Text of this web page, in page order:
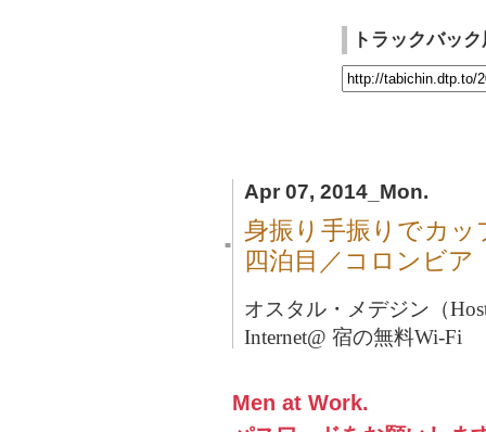
トラックバッ
Apr 07, 2014_Mon.
■
身振り手振りでカ
四泊目／コロンビア
オスタル・メデジン（
Internet@ 宿の無料Wi-Fi
Men at Work.